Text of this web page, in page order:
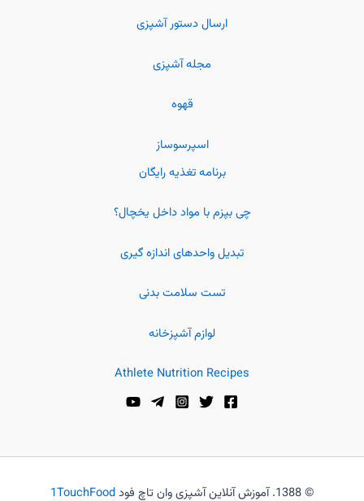
ارسال دستور آشپزی
مجله آشپزی
قهوه
اسپرسوساز
برنامه تغذیه رایگان
چی بپزم با مواد داخل یخچال؟
تبدیل واحدهای اندازه گیری
تست سلامت بدنی
لوازم آشپزخانه
Athlete Nutrition Recipes
© 1388. آموزش آنلاین آشپزی وان تاچ فود 1TouchFood